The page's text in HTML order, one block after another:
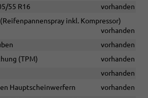
55 R16
vorhanden
inkl. Kompressor)
vorhanden
vorhanden
(TPM)
vorhanden
vorhanden
Hauptscheinwerfern
vorhanden